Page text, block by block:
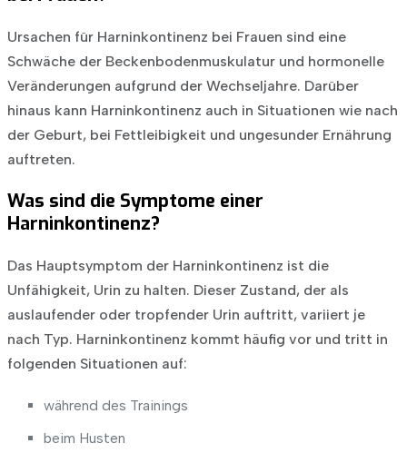
Ursachen für Harninkontinenz bei Frauen sind eine
Schwäche der Beckenbodenmuskulatur und hormonelle
Veränderungen aufgrund der Wechseljahre. Darüber
hinaus kann Harninkontinenz auch in Situationen wie nach
der Geburt, bei Fettleibigkeit und ungesunder Ernährung
auftreten.
Was sind die Symptome einer
Harninkontinenz?
Das Hauptsymptom der Harninkontinenz ist die
Unfähigkeit, Urin zu halten. Dieser Zustand, der als
auslaufender oder tropfender Urin auftritt, variiert je
nach Typ. Harninkontinenz kommt häufig vor und tritt in
folgenden Situationen auf:
während des Trainings
beim Husten